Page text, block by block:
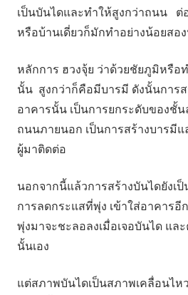
เป็นบันไดและทำให้สูงกว่าถนน ต่
หรือบ้านเดี่ยวก็มักทำอย่างน้อยสอ
หลักการ ฮวงจุ้ย ว่าด้วยชัยภูมิหรือ
นั้น สูงกว่าก็คือมีบารมี ดังนั้นการส
อาคารนั้น เป็นการยกระดับของชั้น
ถนนภายนอก เป็นการสร้างบารมี
ผู้มาติดต่อ
นอกจากนี้แล้วการสร้างบันไดยังเ
การลดกระแสที่พุ่ง เข้าใส่อาคารอี
พุ่งมาจะชะลอลงเมื่อเจอบันได แล
นั้นเอง
แต่สภาพบันไดเป็นสภาพเคลื่อนไห